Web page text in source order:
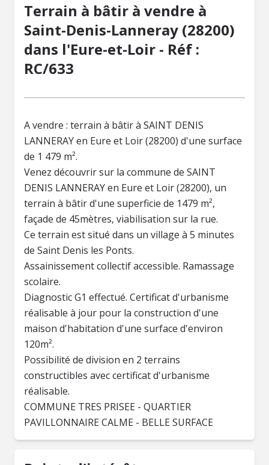
Terrain à bâtir à vendre à
Saint-Denis-Lanneray (28200)
dans l'Eure-et-Loir - Réf :
RC/633
A vendre : terrain à bâtir à SAINT DENIS
LANNERAY en Eure et Loir (28200) d'une surface
de 1 479 m².
Venez découvrir sur la commune de SAINT
DENIS LANNERAY en Eure et Loir (28200), un
terrain à bâtir d'une superficie de 1479 m²,
façade de 45mètres, viabilisation sur la rue.
Ce terrain est situé dans un village à 5 minutes
de Saint Denis les Ponts.
Assainissement collectif accessible. Ramassage
scolaire.
Diagnostic G1 effectué. Certificat d'urbanisme
réalisable à jour pour la construction d'une
maison d'habitation d'une surface d'environ
120m².
Possibilité de division en 2 terrains
constructibles avec certificat d'urbanisme
réalisable.
COMMUNE TRES PRISEE - QUARTIER
PAVILLONNAIRE CALME - BELLE SURFACE